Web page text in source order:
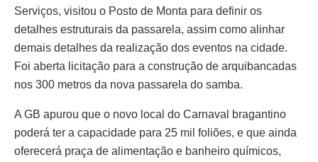
Serviços, visitou o Posto de Monta para definir os
detalhes estruturais da passarela, assim como alinhar
demais detalhes da realização dos eventos na cidade.
Foi aberta licitação para a construção de arquibancadas
nos 300 metros da nova passarela do samba.
A GB apurou que o novo local do Carnaval bragantino
poderá ter a capacidade para 25 mil foliões, e que ainda
oferecerá praça de alimentação e banheiro químicos,